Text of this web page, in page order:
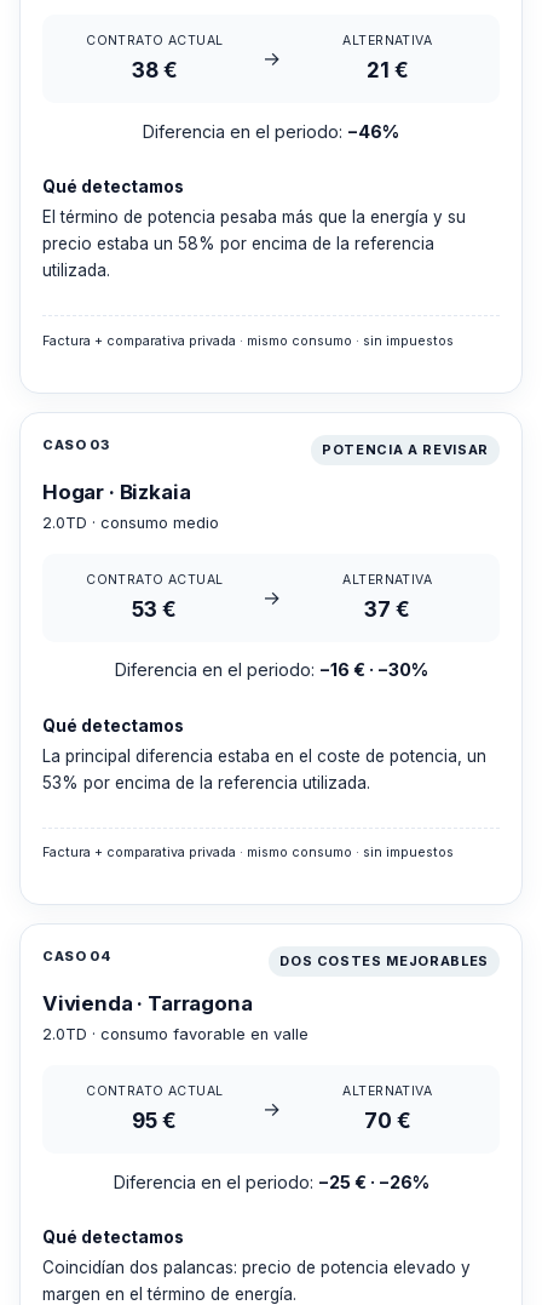
CONTRATO ACTUAL
38 € →
ALTERNATIVA
21 €
Diferencia en el periodo: −46%
Qué detectamos
El término de potencia pesaba más que la energía y su
precio estaba un 58% por encima de la referencia
utilizada.
Factura + comparativa privada · mismo consumo · sin impuestos
CASO 03 POTENCIA A REVISAR
Hogar · Bizkaia
2.0TD · consumo medio
CONTRATO ACTUAL
53 € →
ALTERNATIVA
37 €
Diferencia en el periodo: −16 € · −30%
Qué detectamos
La principal diferencia estaba en el coste de potencia, un
53% por encima de la referencia utilizada.
Factura + comparativa privada · mismo consumo · sin impuestos
CASO 04 DOS COSTES MEJORABLES
Vivienda · Tarragona
2.0TD · consumo favorable en valle
CONTRATO ACTUAL
95 € →
ALTERNATIVA
70 €
Diferencia en el periodo: −25 € · −26%
Qué detectamos
Coincidían dos palancas: precio de potencia elevado y
margen en el término de energía.